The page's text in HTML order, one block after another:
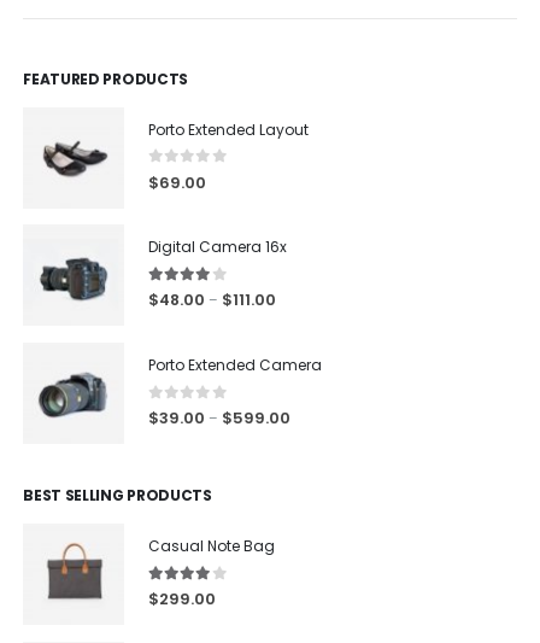
FEATURED PRODUCTS
Porto Extended Layout
0 out of 5
$69.00
Digital Camera 16x
4.00out of 5
$48.00 – $111.00
Porto Extended Camera
0out of 5
$39.00 – $599.00
BEST SELLING PRODUCTS
Casual Note Bag
4.00out of 5
$299.00